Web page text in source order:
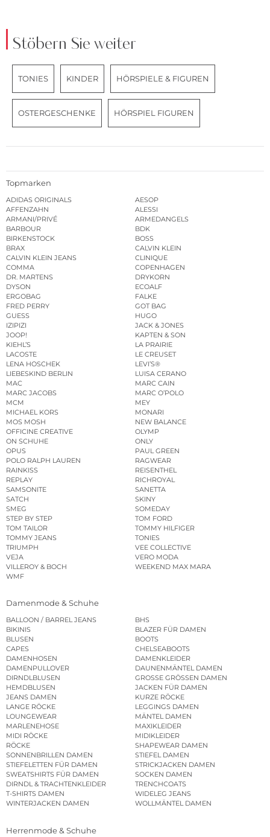
Stöbern Sie weiter
TONIES KINDER HÖRSPIELE & FIGUREN
OSTERGESCHENKE HÖRSPIEL FIGUREN
Topmarken
ADIDAS ORIGINALS
AESOP
AFFENZAHN
ALESSI
ARMANI/PRIVÉ
ARMEDANGELS
BARBOUR
BDK
BIRKENSTOCK
BOSS
BRAX
CALVIN KLEIN
CALVIN KLEIN JEANS
CLINIQUE
COMMA
COPENHAGEN
DR. MARTENS
DRYKORN
DYSON
ECOALF
ERGOBAG
FALKE
FRED PERRY
GOT BAG
GUESS
HUGO
IZIPIZI
JACK & JONES
JOOP!
KAPTEN & SON
KIEHL’S
LA PRAIRIE
LACOSTE
LE CREUSET
LENA HOSCHEK
LEVI’S®
LIEBESKIND BERLIN
LUISA CERANO
MAC
MARC CAIN
MARC JACOBS
MARC O’POLO
MCM
MEY
MICHAEL KORS
MONARI
MOS MOSH
NEW BALANCE
OFFICINE CREATIVE
OLYMP
ON SCHUHE
ONLY
OPUS
PAUL GREEN
POLO RALPH LAUREN
RAGWEAR
RAINKISS
REISENTHEL
REPLAY
RICHROYAL
SAMSONITE
SANETTA
SATCH
SKINY
SMEG
SOMEDAY
STEP BY STEP
TOM FORD
TOM TAILOR
TOMMY HILFIGER
TOMMY JEANS
TONIES
TRIUMPH
VEE COLLECTIVE
VEJA
VERO MODA
VILLEROY & BOCH
WEEKEND MAX MARA
WMF
Damenmode & Schuhe
BALLOON / BARREL JEANS
BHS
BIKINIS
BLAZER FÜR DAMEN
BLUSEN
BOOTS
CAPES
CHELSEABOOTS
DAMENHOSEN
DAMENKLEIDER
DAMENPULLOVER
DAUNENMÄNTEL DAMEN
DIRNDLBLUSEN
GROSSE GRÖSSEN DAMEN
HEMDBLUSEN
JACKEN FÜR DAMEN
JEANS DAMEN
KURZE RÖCKE
LANGE RÖCKE
LEGGINGS DAMEN
LOUNGEWEAR
MÄNTEL DAMEN
MARLENEHOSE
MAXIKLEIDER
MIDI RÖCKE
MIDIKLEIDER
RÖCKE
SHAPEWEAR DAMEN
SONNENBRILLEN DAMEN
STIEFEL DAMEN
STIEFELETTEN FÜR DAMEN
STRICKJACKEN DAMEN
SWEATSHIRTS FÜR DAMEN
SOCKEN DAMEN
DIRNDL & TRACHTENKLEIDER
TRENCHCOATS
T-SHIRTS DAMEN
WIDELEG JEANS
WINTERJACKEN DAMEN
WOLLMÄNTEL DAMEN
Herrenmode & Schuhe